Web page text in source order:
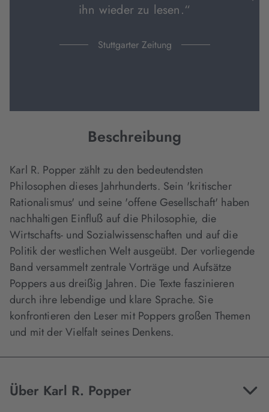
ihn wieder zu lesen.“
Stuttgarter Zeitung
Beschreibung
Karl R. Popper zählt zu den bedeutendsten
Philosophen dieses Jahrhunderts. Sein 'kritischer
Rationalismus' und seine 'offene Gesellschaft' haben
nachhaltigen Einfluß auf die Philosophie, die
Wirtschafts- und Sozialwissenschaften und auf die
Politik der westlichen Welt ausgeübt. Der vorliegende
Band versammelt zentrale Vorträge und Aufsätze
Poppers aus dreißig Jahren. Die Texte faszinieren
durch ihre lebendige und klare Sprache. Sie
konfrontieren den Leser mit Poppers großen Themen
und mit der Vielfalt seines Denkens.
Über Karl R. Popper